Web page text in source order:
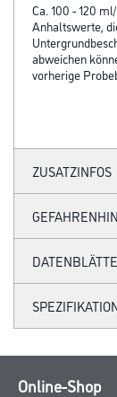
Ca. 100 - 120
Anhaltswerte,
abweichen
vorherige
ZUSATZINFOS
Online-Shop